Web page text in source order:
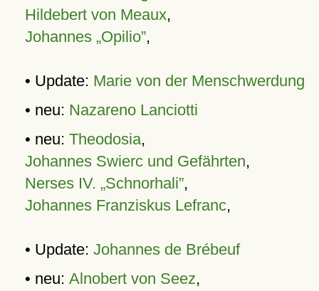
Hildebert von Meaux,
Johannes „Opilio”,
• Update: Marie von der Menschwerdung
• neu: Nazareno Lanciotti
• neu: Theodosia,
Johannes Swierc und Gefährten,
Nerses IV. „Schnorhali”,
Johannes Franziskus Lefranc,
• Update: Johannes de Brébeuf
• neu: Alnobert von Seez,